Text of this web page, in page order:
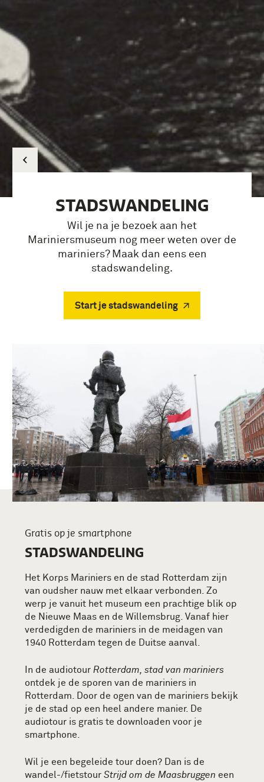
STADSWANDELING
Wil je na je bezoek aan het
Mariniersmuseum nog meer weten over de
mariniers? Maak dan eens een
stadswandeling.
Start je stadswandeling
Gratis op je smartphone
STADSWANDELING
Het Korps Mariniers en de stad Rotterdam zijn
van oudsher nauw met elkaar verbonden. Zo
werp je vanuit het museum een prachtige blik op
de Nieuwe Maas en de Willemsbrug. Vanaf hier
verdedigden de mariniers in de meidagen van
1940 Rotterdam tegen de Duitse aanval.
In de audiotour Rotterdam, stad van mariniers
ontdek je de sporen van de mariniers in
Rotterdam. Door de ogen van de mariniers bekijk
je de stad op een heel andere manier. De
audiotour is gratis te downloaden voor je
smartphone.
Wil je een begeleide tour doen? Dan is de
wandel-/fietstour Strijd om de Maasbruggen een